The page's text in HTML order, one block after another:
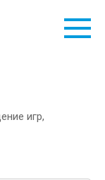
игр,